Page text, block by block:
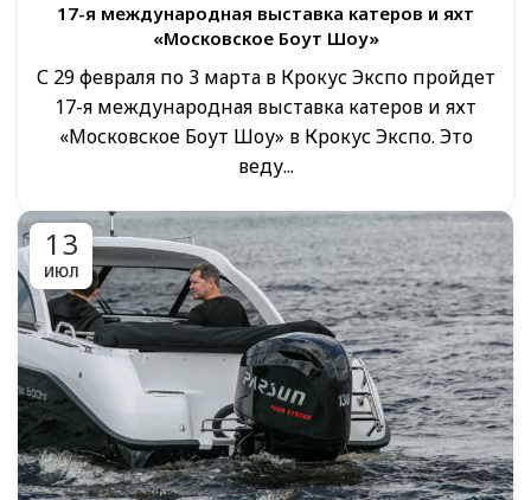
17-я международная выставка катеров и яхт
«Московское Боут Шоу»
С 29 февраля по 3 марта в Крокус Экспо пройдет
17-я международная выставка катеров и яхт
«Московское Боут Шоу» в Крокус Экспо. Это
веду...
13
ИЮЛ